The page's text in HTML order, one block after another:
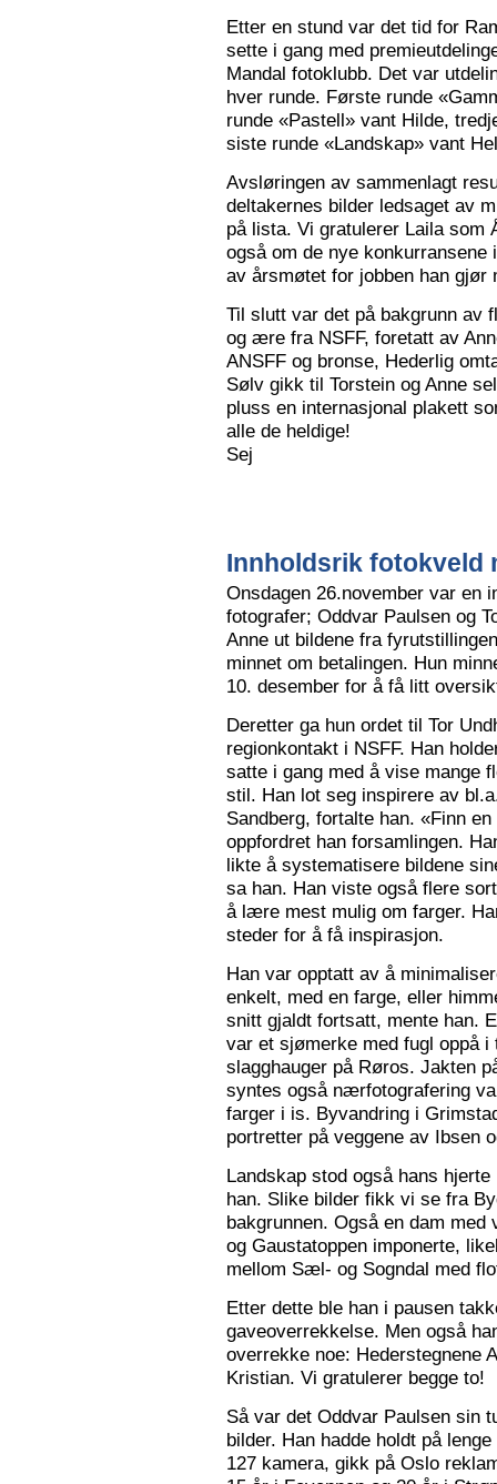
Etter en stund var det tid for
sette i gang med
Mandal fotoklubb. Det var
hver runde. Første runde
runde «Pastell» vant Hilde,
siste runde «Landskap» vant
Avsløringen av sammenlagt
deltakernes bilder ledsaget av
på lista. Vi gratulerer Laila som
også om de nye
av årsmøtet for jobben han gjør
Til slutt var det på bakgrunn av
og ære fra NSFF, foretatt av
ANSFF og bronse, Hederlig
Sølv gikk til Torstein og Anne
pluss en internasjonal plakett
alle de heldige!
Sej
Innholdsrik fotokveld
Onsdagen 26.november var en
fotografer; Oddvar Paulsen og
Anne ut bildene fra
minnet om betalingen. Hun
10. desember for å få litt
Deretter ga hun ordet til Tor
regionkontakt i NSFF. Han
satte i gang med å vise mange
stil. Han lot seg inspirere av
Sandberg, fortalte han. «Finn
oppfordret han forsamlingen.
likte å systematisere bildene
sa han. Han viste også flere
å lære mest mulig om farger.
steder for å få inspirasjon.
Han var opptatt av å
enkelt, med en farge, eller
snitt gjaldt fortsatt, mente han.
var et sjømerke med fugl oppå
slagghauger på Røros. Jakten
syntes også nærfotografering
farger i is. Byvandring i
portretter på veggene av Ibsen
Landskap stod også hans
han. Slike bilder fikk vi se fra
bakgrunnen. Også en dam
og Gaustatoppen imponerte,
mellom Sæl- og Sogndal med
Etter dette ble han i pausen
gaveoverrekkelse. Men også
overrekke noe: Hederstegnene
Kristian. Vi gratulerer begge to!
Så var det Oddvar Paulsen sin
bilder. Han hadde holdt på
127 kamera, gikk på Oslo